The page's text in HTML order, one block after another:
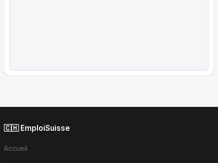
🇨🇭 EmploiSuisse
Accueil